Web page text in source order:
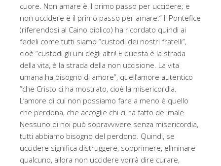
cuore. Non amare è il primo passo per uccidere; e
non uccidere è il primo passo per amare.” Il Pontefice
(riferendosi al Caino biblico) ha ricordato quindi ai
fedeli come tutti siamo “custodi dei nostri fratelli”,
cioè “custodi gli uni degli altri! E questa è la strada
della vita, è la strada della non uccisione. La vita
umana ha bisogno di amore”, quell’amore autentico
“che Cristo ci ha mostrato, cioè la misericordia.
L’amore di cui non possiamo fare a meno è quello
che perdona, che accoglie chi ci ha fatto del male.
Nessuno di noi può sopravvivere senza misericordia,
tutti abbiamo bisogno del perdono. Quindi, se
uccidere significa distruggere, sopprimere, eliminare
qualcuno, allora non uccidere vorrà dire curare,